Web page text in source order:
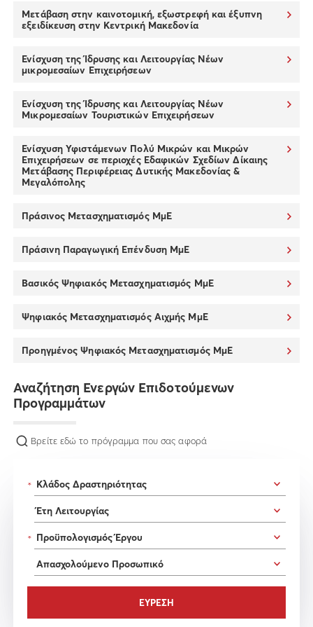
Μετάβαση στην καινοτομική, εξωστρεφή και έξυπνη
εξειδίκευση στην Κεντρική Μακεδονία
Ενίσχυση της Ίδρυσης και Λειτουργίας Νέων
μικρομεσαίων Επιχειρήσεων
Ενίσχυση της Ίδρυσης και Λειτουργίας Νέων
Μικρομεσαίων Τουριστικών Επιχειρήσεων
Ενίσχυση Υφιστάμενων Πολύ Μικρών και Μικρών
Επιχειρήσεων σε περιοχές Εδαφικών Σχεδίων Δίκαιης
Μετάβασης Περιφέρειας Δυτικής Μακεδονίας &
Μεγαλόπολης
Πράσινος Μετασχηματισμός ΜμΕ
Πράσινη Παραγωγική Επένδυση ΜμΕ
Βασικός Ψηφιακός Μετασχηματισμός ΜμΕ
Ψηφιακός Μετασχηματισμός Αιχμής ΜμΕ
Προηγμένος Ψηφιακός Μετασχηματισμός ΜμΕ
Αναζήτηση Ενεργών Επιδοτούμενων
Προγραμμάτων
Βρείτε εδώ το πρόγραμμα που σας αφορά
*
*